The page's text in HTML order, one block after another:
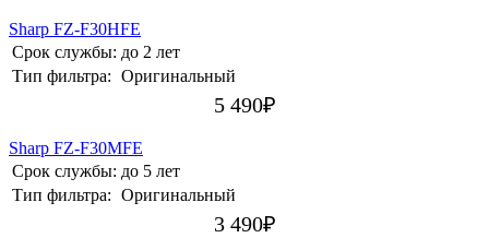
Sharp FZ-F30HFE
Срок службы: до 2 лет
Тип фильтра: Оригинальный
5 490₽
Sharp FZ-F30MFE
Срок службы: до 5 лет
Тип фильтра: Оригинальный
3 490₽